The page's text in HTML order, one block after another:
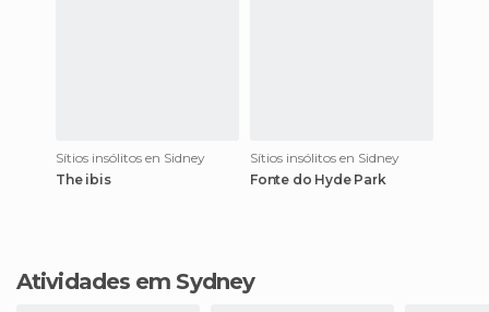
Sítios insólitos en Sidney
The ibis
Sítios insólitos en Sidney
Fonte do Hyde Park
Atividades em Sydney